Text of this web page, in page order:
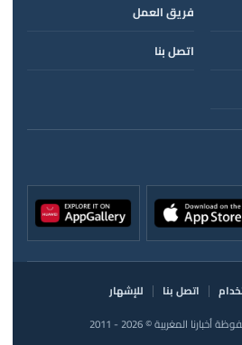
فريق العمل
اتصل بنا
اتصل بنا
للإشهار
المغربية © 2026 - 2011